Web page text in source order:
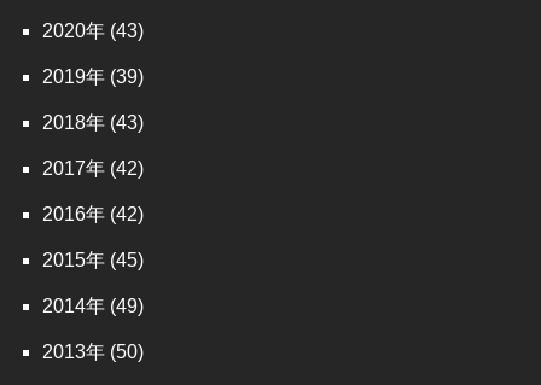
2020 (43)
2019 (39)
2018 (43)
2017 (42)
2016 (42)
2015 (45)
2014 (49)
2013 (50)